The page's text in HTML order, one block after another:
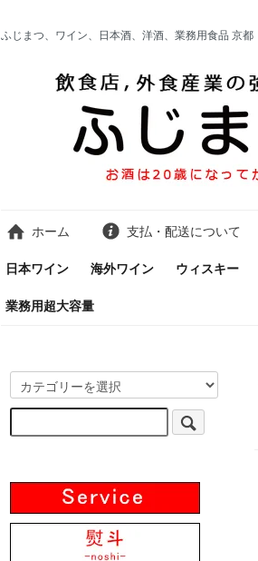
ふじまつ、ワイン、日本酒、洋酒、業務用食品 京都
ホーム 支払・配送について
日本ワイン 海外ワイン ウィスキー
業務用超大容量